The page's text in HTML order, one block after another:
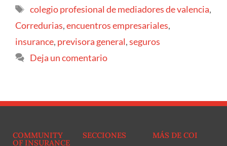
colegio profesional de mediadores de valencia,
Corredurias,encuentros empresariales,
insurance, previsora general,seguros
Deja un comentario
COMMUNITY
OF INSURANCE
SECCIONES MÁS DE COI